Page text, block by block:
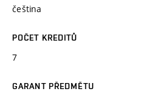
čeština
POČET KREDITŮ
7
GARANT PŘEDMĚTU